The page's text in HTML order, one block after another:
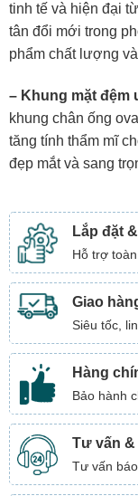
tinh tế và hiện đại
tân đổi mới trong
phẩm chất lượng
– Khung mặt đệm
khung chân ống
tăng tính thẩm mĩ
đẹp mắt và sang
Lắp đặt
Hỗ trợ
Giao
Siêu tốc,
Hàng
Bảo hành
Tư vấn &
Tư vấn